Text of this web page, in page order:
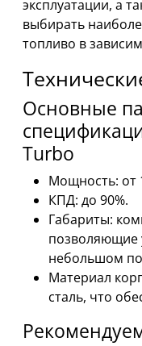
эксплуатации, а
выбирать
топливо в
Основные
Turbo
Мощность: от
КПД: до 90%.
Габариты:
позволяющие
небольшом
Материал
сталь, что